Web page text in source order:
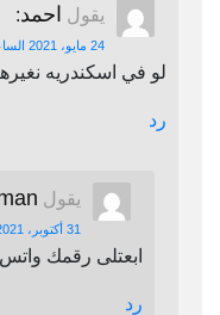
يقول احمد:
24 مايو، 2021 الساعة 4:32 م
لو في اسكندريه
رد
يقول
31 أكتوبر، 2021 الساعة 10:59 م
ابعتلى رقمك واتس ٠١٠٦٨٥٠٧٥٦٩
رد